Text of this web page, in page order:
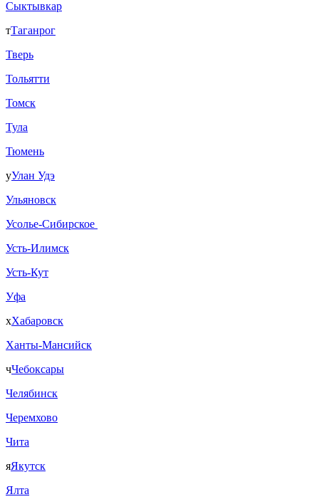
Сыктывкар
тТаганрог
Тверь
Тольятти
Томск
Тула
Тюмень
уУлан Удэ
Ульяновск
Усолье-Сибирское
Усть-Илимск
Усть-Кут
Уфа
хХабаровск
Ханты-Мансийск
чЧебоксары
Челябинск
Черемхово
Чита
яЯкутск
Ялта